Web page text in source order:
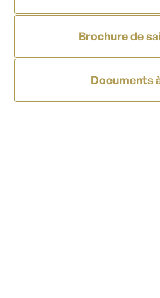
Brochure de
Documents